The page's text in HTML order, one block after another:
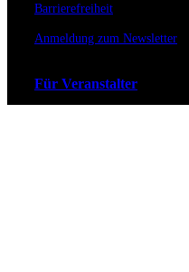
Barrierefreiheit
Anmeldung zum Newsletter
Für Veranstalter